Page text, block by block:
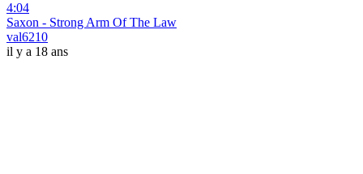
4:04
Saxon - Strong Arm Of The Law
val6210
il y a 18 ans